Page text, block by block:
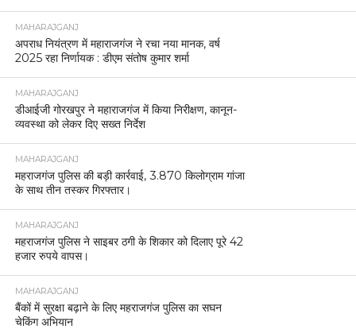
MAHARAJGANJ
अपराध नियंत्रण में महाराजगंज ने रचा नया मानक, वर्ष
2025 रहा निर्णायक : डीएम संतोष कुमार शर्मा
MAHARAJGANJ
डीआईजी गोरखपुर ने महाराजगंज में किया निरीक्षण, कानून-
व्यवस्था को लेकर दिए सख्त निर्देश
MAHARAJGANJ
महराजगंज पुलिस की बड़ी कार्रवाई, 3.870 किलोग्राम गांजा
के साथ तीन तस्कर गिरफ्तार।
MAHARAJGANJ
महराजगंज पुलिस ने साइबर ठगी के शिकार को दिलाए पूरे 42
हजार रुपये वापस।
MAHARAJGANJ
बैंकों में सुरक्षा बढ़ाने के लिए महराजगंज पुलिस का सघन
चेकिंग अभियान